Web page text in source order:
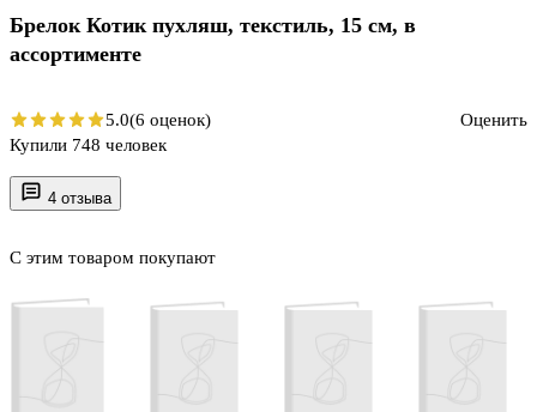
4 отзыва
С этим товаром покупают
Брелок Котик пухляш, текстиль, 15 см, в
ассортименте
5.0(6 оценок)
Оценить
Купили 748 человек